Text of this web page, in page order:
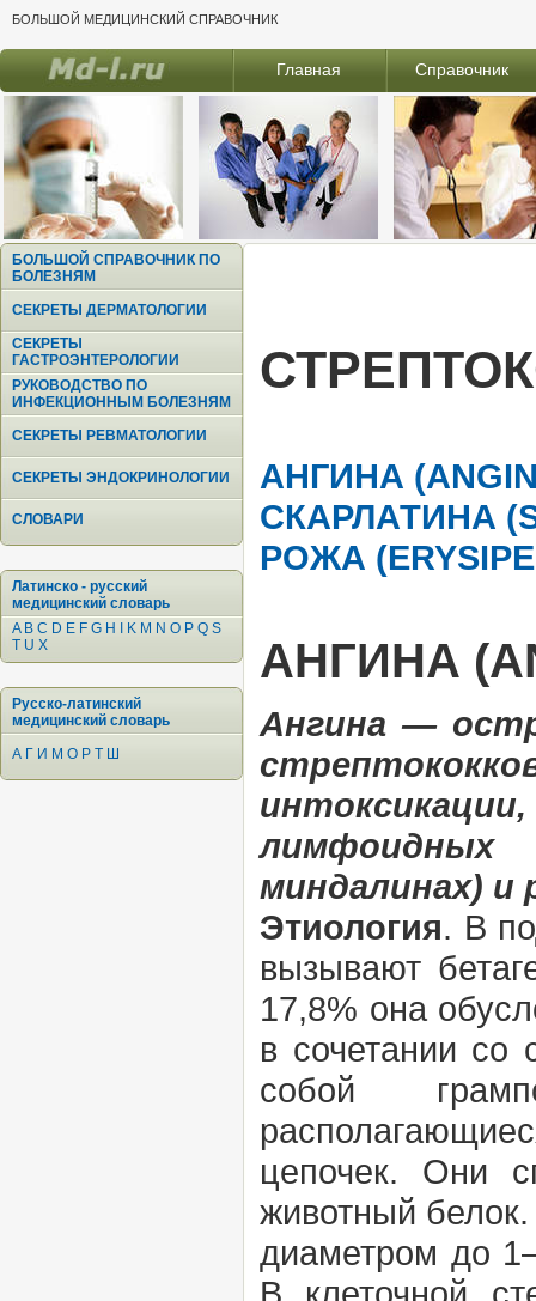
БОЛЬШОЙ МЕДИЦИНСКИЙ СПРАВОЧНИК
Главная Справочник
БОЛЬШОЙ СПРАВОЧНИК ПО
БОЛЕЗНЯМ
СЕКРЕТЫ ДЕРМАТОЛОГИИ
СЕКРЕТЫ
ГАСТРОЭНТЕРОЛОГИИ
РУКОВОДСТВО ПО
ИНФЕКЦИОННЫМ БОЛЕЗНЯМ
СЕКРЕТЫ РЕВМАТОЛОГИИ
СЕКРЕТЫ ЭНДОКРИНОЛОГИИ
СЛОВАРИ
Латинско - русский
медицинский словарь
A B C D E F G H K M N O P Q S
T U X
Русско-латинский
медицинский словарь
А Г И М О Р Т Ш
АНГИНА
СКАРЛАТИНА
РОЖА
АНГИНА
Ангина —
миндалинах) и
Этиология. В
вызывают
17,8% она
в сочетании со
собой
цепочек. Они
животный
диаметром до